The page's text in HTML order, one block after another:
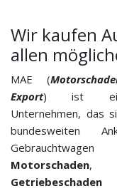
Wir kaufen
allen
MAE (
Export) ist
Unternehmen, das
bundesweiten
Motorschaden,
Getriebeschaden